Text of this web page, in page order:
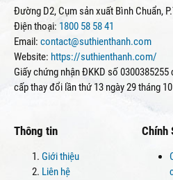
Đường D2, Cụm sản xuất Bình Chuẩn,
Điện thoại: 1800 58 58 41
Email: contact@suthienthanh.com
Website: https://suthienthanh.com/
Giấy chứng nhận ĐKKD số
cấp thay đổi lần thứ 13 ngày 29 tháng
Thông tin
Giới thiệu
Liên hệ
Chính